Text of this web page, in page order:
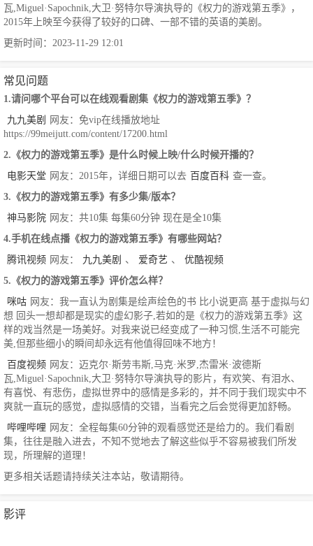
瓦,Miguel·Sapochnik,大卫·努特尔导演执导的《权力的游戏第五季》，
2015年上映至今获得了较好的口碑、一部不错的英语的美剧。
更新时间：2023-11-29 12:01
常见问题
1.请问哪个平台可以在线观看剧集《权力的游戏第五季》？
九九美剧
网友：免vip在线播放地址
https://99meijutt.com/content/17200.html
2.《权力的游戏第五季》是什么时候上映/什么时候开播的？
电影天堂 网友：2015年，详细日期可以去 百度百科 查一查。
3.《权力的游戏第五季》有多少集/版本？
神马影院 网友：共10集 每集60分钟 现在是全10集
4.手机在线点播《权力的游戏第五季》有哪些网站？
腾讯视频 网友： 九九美剧 、 爱奇艺 、
优酷视频
5.《权力的游戏第五季》评价怎么样？
咪咕 网友：我一直认为剧集是绘声绘色的书 比小说更高 基于虚拟与幻
想 回头一想却都是现实的虚幻影子,若如的是《权力的游戏第五季》这
样的戏当然是一场美好。对我来说已经变成了一种习惯,生活不可能完
美,但那些细小的瞬间却永远有他值得回味不地方！
百度视频 网友：迈克尔·斯劳韦斯,马克·米罗,杰雷米·波德斯
瓦,Miguel·Sapochnik,大卫·努特尔导演执导的影片，有欢笑、有泪水、
有喜悦、有悲伤，虚拟世界中的感情是多彩的，并不同于我们现实中不
爽就一直玩的感觉，虚拟感情的交错，当看完之后会觉得更加舒畅。
哔哩哔哩 网友：全程每集60分钟的观看感觉还是给力的。我们看剧
集，往往是融入进去，不知不觉地去了解这些似乎不容易被我们所发
现，所理解的道理！
更多相关话题请持续关注本站，敬请期待。
影评